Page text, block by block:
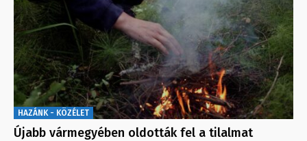
HAZÁNK - KÖZÉLET
Újabb vármegyében oldották fel a tilalmat